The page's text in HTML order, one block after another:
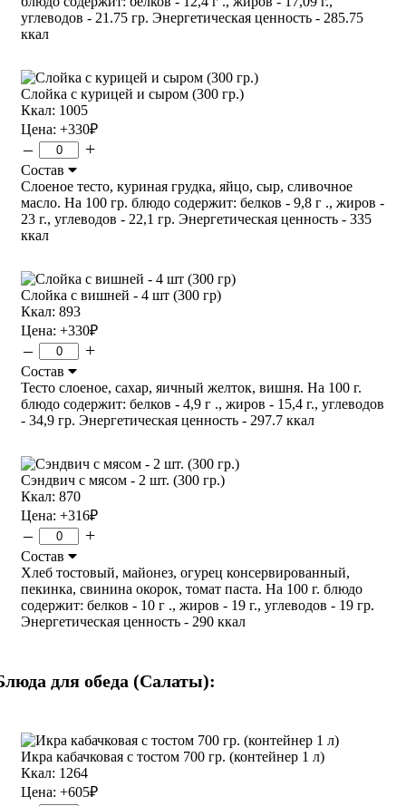
углеводов - 21.75 гр. Энергетическая ценность - 285.75
ккал
Слойка с курицей и сыром (300 гр.)
Ккал: 1005
Цена: +330₽
– +
Состав
Слоеное тесто, куриная грудка, яйцо, сыр, сливочное
масло. На 100 гр. блюдо содержит: белков - 9,8 г ., жиров -
23 г., углеводов - 22,1 гр. Энергетическая ценность - 335
ккал
Слойка с вишней - 4 шт (300 гр)
Ккал: 893
Цена: +330₽
– +
Состав
Тесто слоеное, сахар, яичный желток, вишня. На 100 г.
блюдо содержит: белков - 4,9 г ., жиров - 15,4 г., углеводов
- 34,9 гр. Энергетическая ценность - 297.7 ккал
Сэндвич с мясом - 2 шт. (300 гр.)
Ккал: 870
Цена: +316₽
– +
Состав
Хлеб тостовый, майонез, огурец консервированный,
пекинка, свинина окорок, томат паста. На 100 г. блюдо
содержит: белков - 10 г ., жиров - 19 г., углеводов - 19 гр.
Энергетическая ценность - 290 ккал
для обеда (Салаты):
Икра кабачковая с тостом 700 гр. (контейнер 1 л)
Ккал: 1264
Цена: +605₽